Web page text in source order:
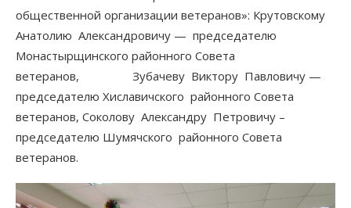
общественной организации ветеранов»: Крутовскому
Анатолию Александровичу — председателю
Монастырщинского районного Совета
ветеранов, Зубачеву Виктору Павловичу —
председателю Хиславичского районного Совета
ветеранов, Соколову Александру Петровичу –
председателю Шумячского районного Совета
ветеранов.